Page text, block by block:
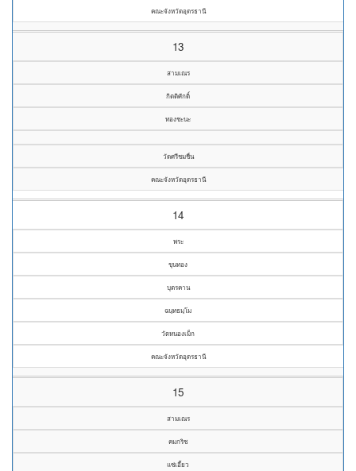
คณะจังหวัดอุดรธานี
13
สามเณร
กิตติศักดิ์
ทองชะนะ
วัดศรีชมชื่น
คณะจังหวัดอุดรธานี
14
พระ
ขุนทอง
บุตรคาน
ฉนฺทธมฺโม
วัดหนองเม็ก
คณะจังหวัดอุดรธานี
15
สามเณร
คมกริช
แซ่เอี้ยว